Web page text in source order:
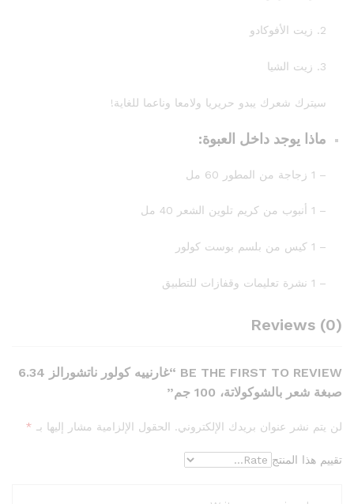
2. زيت الأفوكادو
3. زيت الشيا
سيترك شعرك يبدو حريريا ولامعا وناعما للغاية!
ماذا يوجد داخل العبوة:
– 1 زجاجة من المطور 60 مل
– 1 أنبوب من كريم تلوين الشعر 40 مل
– 1 كيس من بلسم بوست كولور
– 1 نشرة تعليمات وقفازات للتطبيق
Reviews (0)
BE THE FIRST TO REVIEW “غارنييه كولور ناتشورالز 6.34
صبغة شعر بالشوكولاتة، 100 جم”
لن يتم نشر عنوان بريدك الإلكتروني. الحقول الإلزامية مشار إليها بـ *
تقييم هذا المنتج